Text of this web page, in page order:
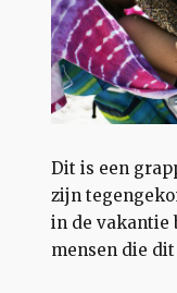
Dit is een
zijn
in de vakantie
mensen die